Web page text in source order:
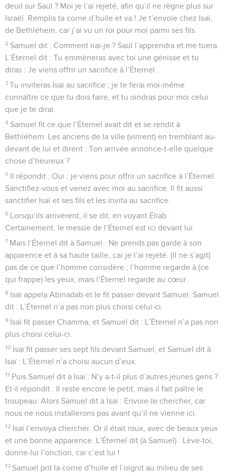
deuil sur Saül ? Moi je l’ai rejeté, afin qu’il ne règne plus sur
Israël. Remplis ta corne d’huile et va ! Je t’envoie chez Isaï,
de Bethléhem, car j’ai vu un roi pour moi parmi ses fils.
2 Samuel dit : Comment irai-je ? Saül l’apprendra et me tuera.
L’Éternel dit : Tu emmèneras avec toi une génisse et tu
diras : Je viens offrir un sacrifice à l’Éternel.
3 Tu inviteras Isaï au sacrifice ; je te ferai moi-même
connaître ce que tu dois faire, et tu oindras pour moi celui
que je te dirai.
4 Samuel fit ce que l’Éternel avait dit et se rendit à
Bethléhem. Les anciens de la ville (vinrent) en tremblant au-
devant de lui et dirent : Ton arrivée annonce-t-elle quelque
chose d’heureux ?
5 Il répondit : Oui ; je viens pour offrir un sacrifice à l’Éternel.
Sanctifiez-vous et venez avec moi au sacrifice. Il fit aussi
sanctifier Isaï et ses fils et les invita au sacrifice.
6 Lorsqu’ils arrivèrent, il se dit, en voyant Éliab :
Certainement, le messie de l’Éternel est ici devant lui.
7 Mais l’Éternel dit à Samuel : Ne prends pas garde à son
apparence et à sa haute taille, car je l’ai rejeté. (Il ne s’agit)
pas de ce que l’homme considère ; l’homme regarde à (ce
qui frappe) les yeux, mais l’Éternel regarde au cœur.
8 Isaï appela Abinadab et le fit passer devant Samuel. Samuel
dit : L’Éternel n’a pas non plus choisi celui-ci.
9 Isaï fit passer Chamma, et Samuel dit : L’Éternel n’a pas non
plus choisi celui-ci.
10 Isaï fit passer ses sept fils devant Samuel, et Samuel dit à
Isaï : L’Éternel n’a choisi aucun d’eux.
11 Puis Samuel dit à Isaï : N’y a-t-il plus d’autres jeunes gens ?
Et il répondit : Il reste encore le petit, mais il fait paître le
troupeau. Alors Samuel dit à Isaï : Envoie-le chercher, car
nous ne nous installerons pas avant qu’il ne vienne ici.
12 Isaï l’envoya chercher. Or il était roux, avec de beaux yeux
et une bonne apparence. L’Éternel dit (à Samuel) : Lève-toi,
donne-lui l’onction, car c’est lui !
13 Samuel prit la corne d’huile et l’oignit au milieu de ses